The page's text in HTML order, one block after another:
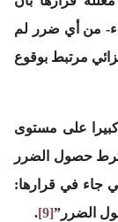
من أي ضرر لم
مرتبط بوقوع
على مستوى
حصول الضرر
جاء في قرارها:
الضرر”[9]
.